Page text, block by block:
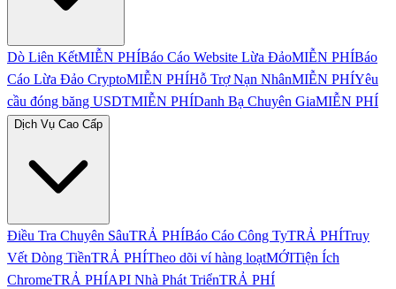
Dò Liên KếtMIỄN PHÍBáo Cáo Website Lừa ĐảoMIỄN PHÍBáo
Cáo Lừa Đảo CryptoMIỄN PHÍHỗ Trợ Nạn NhânMIỄN PHÍYêu
cầu đóng băng USDTMIỄN PHÍDanh Bạ Chuyên GiaMIỄN PHÍ
Dịch Vụ Cao Cấp
Điều Tra Chuyên SâuTRẢ PHÍBáo Cáo Công TyTRẢ PHÍTruy
Vết Dòng TiềnTRẢ PHÍTheo dõi ví hàng loạtMỚITiện Ích
ChromeTRẢ PHÍAPI Nhà Phát TriểnTRẢ PHÍ